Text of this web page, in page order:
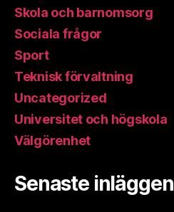
Skola och barnomsorg
Sociala frågor
Sport
Teknisk förvaltning
Uncategorized
Universitet och högskola
Välgörenhet
Senaste inläggen